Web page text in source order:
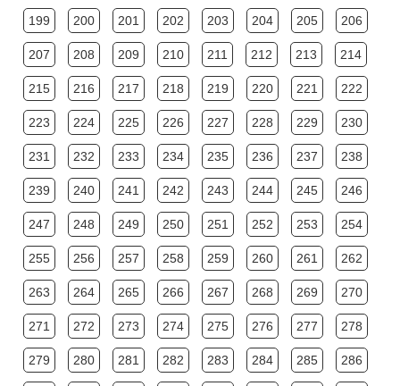
199 200 201 202 203 204 205 206
207 208 209 210 211 212 213 214
215 216 217 218 219 220 221 222
223 224 225 226 227 228 229 230
231 232 233 234 235 236 237 238
239 240 241 242 243 244 245 246
247 248 249 250 251 252 253 254
255 256 257 258 259 260 261 262
263 264 265 266 267 268 269 270
271 272 273 274 275 276 277 278
279 280 281 282 283 284 285 286